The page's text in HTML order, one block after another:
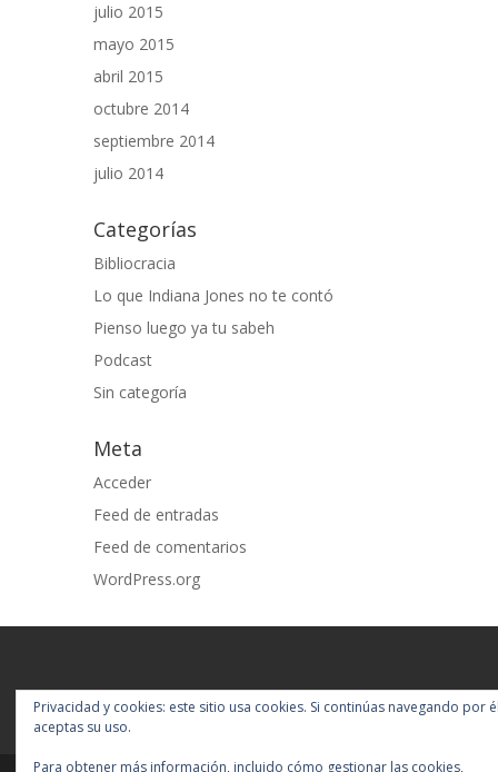
julio 2015
mayo 2015
abril 2015
octubre 2014
septiembre 2014
julio 2014
Categorías
Bibliocracia
Lo que Indiana Jones no te contó
Pienso luego ya tu sabeh
Podcast
Sin categoría
Meta
Acceder
Feed de entradas
Feed de comentarios
WordPress.org
Privacidad y cookies: este sitio usa cookies. Si continúas navegando por
aceptas su uso.
Para obtener más información, incluido cómo gestionar las cookies,